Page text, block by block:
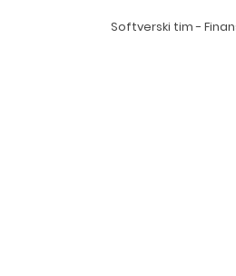
Softverski tim -